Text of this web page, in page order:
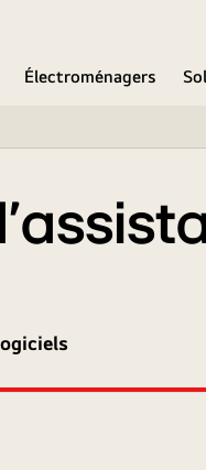
Électroménagers